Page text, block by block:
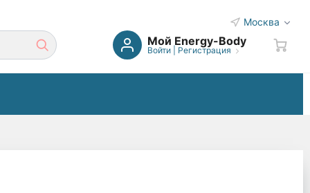
Москва
Мой Energy-Body
Войти| Регистрация